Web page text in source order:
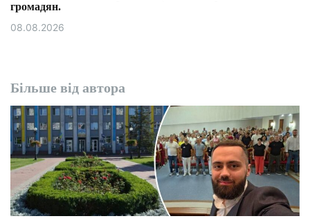
громадян.
08.08.2026
Більше від автора